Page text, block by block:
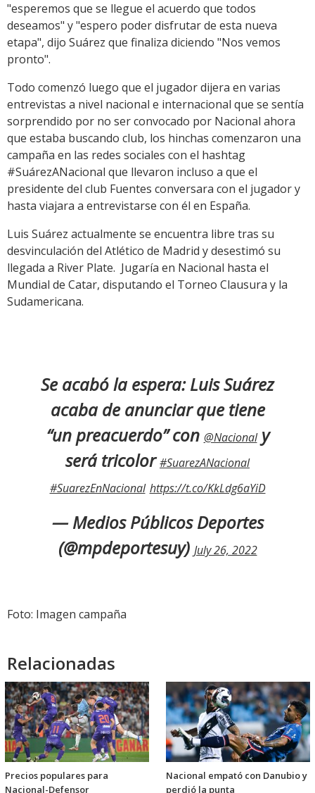
"esperemos que se llegue el acuerdo que todos
deseamos" y "espero poder disfrutar de esta nueva
etapa", dijo Suárez que finaliza diciendo "Nos vemos
pronto".
Todo comenzó luego que el jugador dijera en varias
entrevistas a nivel nacional e internacional que se sentía
sorprendido por no ser convocado por Nacional ahora
que estaba buscando club, los hinchas comenzaron una
campaña en las redes sociales con el hashtag
#SuárezANacional que llevaron incluso a que el
presidente del club Fuentes conversara con el jugador y
hasta viajara a entrevistarse con él en España.
Luis Suárez actualmente se encuentra libre tras su
desvinculación del Atlético de Madrid y desestimó su
llegada a River Plate. Jugaría en Nacional hasta el
Mundial de Catar, disputando el Torneo Clausura y la
Sudamericana.
Se acabó la espera: Luis Suárez
acaba de anunciar que tiene
“un preacuerdo” con @Nacionaly
será tricolor#SuarezANacional
#SuarezEnNacional https://t.co/KkLdg6aYiD
— Medios Públicos Deportes
(@mpdeportesuy) July 26, 2022
Foto: Imagen campaña
Relacionadas
Precios populares para
Nacional-Defensor
Nacional empató con Danubio y
perdió la punta